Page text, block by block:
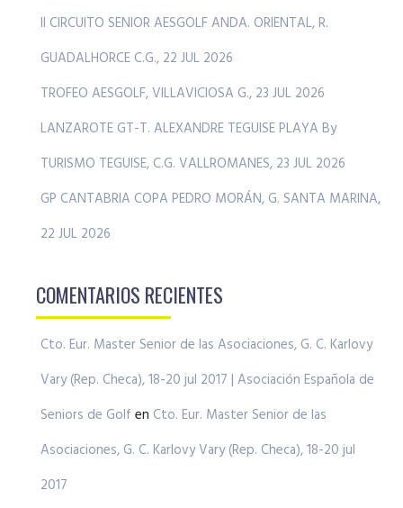
II CIRCUITO SENIOR AESGOLF ANDA. ORIENTAL, R.
GUADALHORCE C.G., 22 JUL 2026
TROFEO AESGOLF, VILLAVICIOSA G., 23 JUL 2026
LANZAROTE GT-T. ALEXANDRE TEGUISE PLAYA By
TURISMO TEGUISE, C.G. VALLROMANES, 23 JUL 2026
GP CANTABRIA COPA PEDRO MORÁN, G. SANTA MARINA,
22 JUL 2026
COMENTARIOS RECIENTES
Cto. Eur. Master Senior de las Asociaciones, G. C. Karlovy
Vary (Rep. Checa), 18-20 jul 2017 | Asociación Española de
Seniors de Golf en Cto. Eur. Master Senior de las
Asociaciones, G. C. Karlovy Vary (Rep. Checa), 18-20 jul
2017